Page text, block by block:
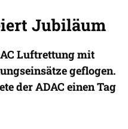
Jubiläum
Luftrettung mit
geflogen.
der ADAC einen Tag